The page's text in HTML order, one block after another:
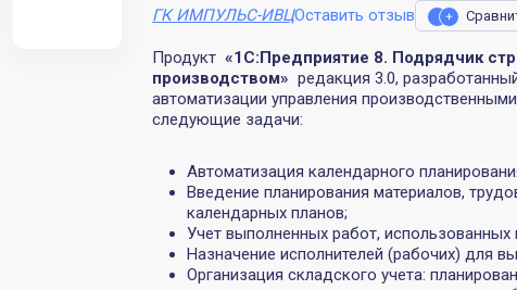
ГК ИМПУЛЬС-ИВЦОставить отзыв
Продукт «1С:Предприятие 8. Подрядчик
производством» редакция 3.0,
автоматизации управления
следующие задачи:
Автоматизация календарного
Введение планирования материалов,
календарных планов;
Учет выполненных работ,
Назначение исполнителей (рабочих) для
Организация складского учета: